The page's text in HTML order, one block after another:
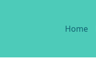
Home